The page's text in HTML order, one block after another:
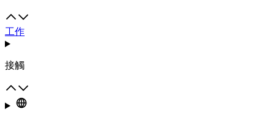
工作
接觸